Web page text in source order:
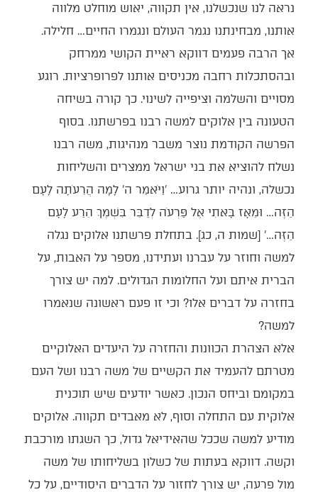
נראה לנו שנכשלנו, אין תקווה, יאוש מוחלט מלווה
אותנו, מבחינתנו נגמר העולם ונגמרו החיים… חלילה.
אך הרבה פעמים דווקא ראיית הקושי ממרחק
ובהסתכלות רחבה מכניסים אותנו לפרופרציות. רוגע
מסויים והשלמה וציפייה לשינוי. כך קורה בשיחה
הטעונה בין אלוקים למשה רבנו בפרשתנו. בסוף
הפרשה הקודמת נוצר משבר מנהיגות, משה רבנו
נשלח להוציא את בני ישראל ממצרים והשליחות
נכשלה, ונהיה יותר גרוע… 'וַיֹּאמַר ה' לָמָה הֲרֵעֹתָה לָעָם
הַזֶּה… וּמֵאָז בָּאתִי אֶל פַּרְעֹה לְדַבֵּר בִּשְׁמֶךָ הֵרַע לָעָם
הַזֶּה…' [שמות ה, כג]. בתחלת פרשתנו אלוקים נגלה
למשה וחוזר על עברנו ועתידנו, מספר על האבות, על
הברית איתם ועל החלומות הגדולים. למה יש צורך
בחזרה על דברים אלו? וכי זו פעם ראשונה שנאמרו
למשה?
אלא הצהרת הכוונות והחזרה על היעדים האלוקיים
מטרתם להעמיד את הקשיים של משה רבנו ושל העם
במקומם וביחס הנכון. כאשר יודעים שיש תוכנית
אלוקית עם התחלה וסוף, לא מאבדים תקווה. אלוקים
מודיע למשה שככל שהאידיאל גדול, כך השגתו מורכבת
וקשה. דווקא בעתות של כשלון בשליחותו של משה
מול פרעה, יש צורך לחזור על הדברים היסודיים, על כל